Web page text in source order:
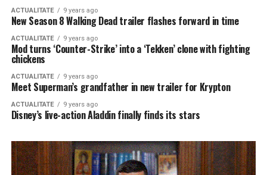
ACTUALITATE 9 years ago
New Season 8 Walking Dead trailer flashes forward in time
ACTUALITATE 9 years ago
Mod turns ‘Counter-Strike’ into a ‘Tekken’ clone with fighting
chickens
ACTUALITATE 9 years ago
Meet Superman’s grandfather in new trailer for Krypton
ACTUALITATE 9 years ago
Disney’s live-action Aladdin finally finds its stars